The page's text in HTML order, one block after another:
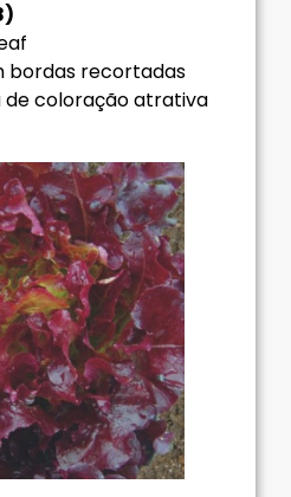
bordas recortadas
coloração atrativa